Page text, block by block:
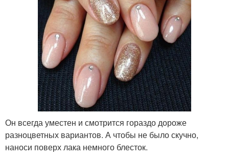
Он всегда уместен и смотрится гораздо дороже
разноцветных вариантов. А чтобы не было скучно,
наноси поверх лака немного блесток.